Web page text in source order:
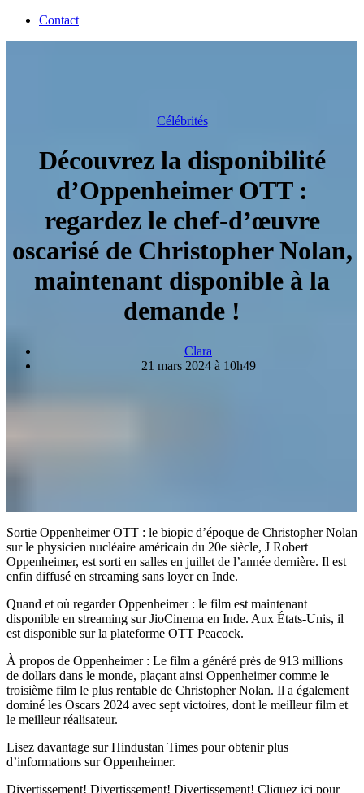
Contact
Célébrités
Découvrez la disponibilité
d’Oppenheimer OTT :
regardez le chef-d’œuvre
oscarisé de Christopher Nolan,
maintenant disponible à la
demande !
Clara
21 mars 2024 à 10h49
Sortie Oppenheimer OTT : le biopic d’époque de Christopher Nolan
sur le physicien nucléaire américain du 20e siècle, J Robert
Oppenheimer, est sorti en salles en juillet de l’année dernière. Il est
enfin diffusé en streaming sans loyer en Inde.
Quand et où regarder Oppenheimer : le film est maintenant
disponible en streaming sur JioCinema en Inde. Aux États-Unis, il
est disponible sur la plateforme OTT Peacock.
À propos de Oppenheimer : Le film a généré près de 913 millions
de dollars dans le monde, plaçant ainsi Oppenheimer comme le
troisième film le plus rentable de Christopher Nolan. Il a également
dominé les Oscars 2024 avec sept victoires, dont le meilleur film et
le meilleur réalisateur.
Lisez davantage sur Hindustan Times pour obtenir plus
d’informations sur Oppenheimer.
Divertissement! Divertissement! Divertissement! Cliquez ici pour